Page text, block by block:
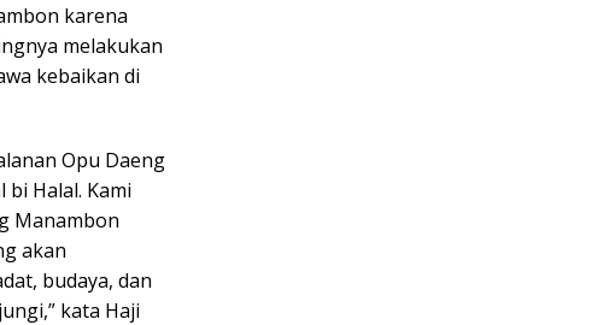
karena
melakukan
kebaikan di
Opu Daeng
Halal. Kami
Manambon
akan
budaya, dan
kata Haji